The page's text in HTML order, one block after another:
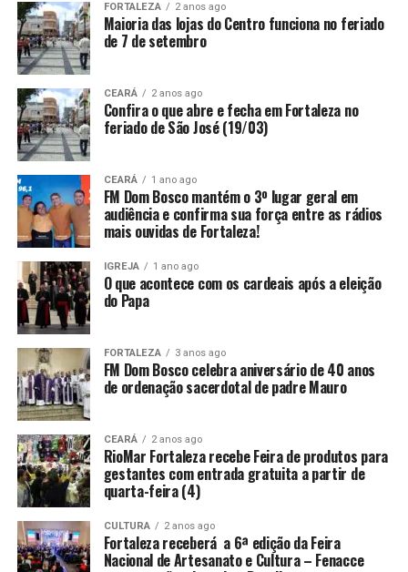
FORTALEZA 2 anos ago
Maioria das lojas do Centro funciona no feriado
de 7 de setembro
CEARÁ 2 anos ago
Confira o que abre e fecha em Fortaleza no
feriado de São José (19/03)
CEARÁ 1 ano ago
FM Dom Bosco mantém o 3º lugar geral em
audiência e confirma sua força entre as rádios
mais ouvidas de Fortaleza!
IGREJA 1 ano ago
O que acontece com os cardeais após a eleição
do Papa
FORTALEZA 3 anos ago
FM Dom Bosco celebra aniversário de 40 anos
de ordenação sacerdotal de padre Mauro
CEARÁ 2 anos ago
RioMar Fortaleza recebe Feira de produtos para
gestantes com entrada gratuita a partir de
quarta-feira (4)
CULTURA 2 anos ago
Fortaleza receberá a 6ª edição da Feira
Nacional de Artesanato e Cultura – Fenacce